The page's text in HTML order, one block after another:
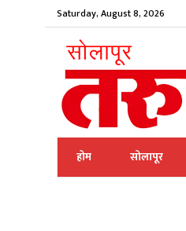
Saturday, August 8, 2026
होम सोलापूर